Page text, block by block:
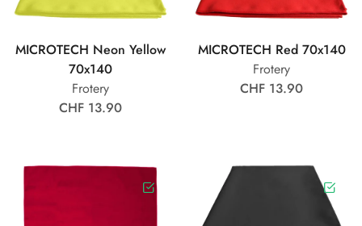
MICROTECH Neon Yellow
70x140
Frotery
CHF 13.90
MICROTECH Red 70x140
Frotery
CHF 13.90